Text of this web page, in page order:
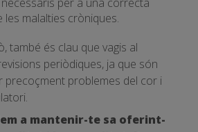
les malalties cròniques.
també és clau que vagis al
periòdiques, ja que són
precoçment problemes del cor i
a mantenir-te sa oferint-